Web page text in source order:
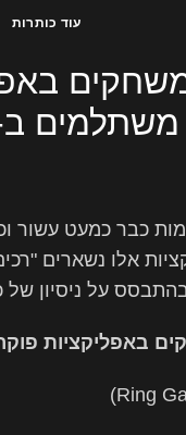
עוד כותרות
משתלמים ב-
כבר כמעט עשור
אלו נשארים
על ניסיון